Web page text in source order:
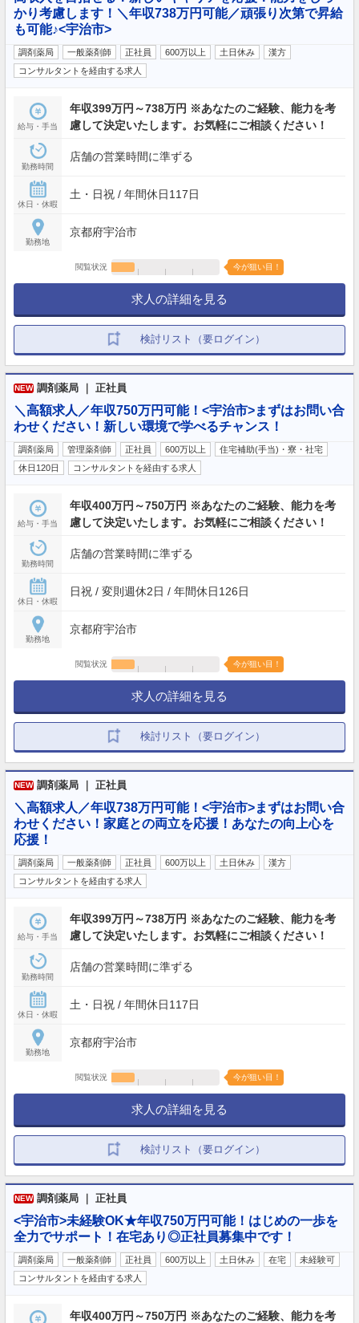
かり考慮します！＼年収738万円可能／頑張り次第で昇給
も可能♪<宇治市>
調剤薬局 一般薬剤師 正社員 600万以上 土日休み
漢方
コンサルタントを経由する求人
給与・手当
年収399万円～738万円 ※あなたのご経験、能力を考
慮して決定いたします。お気軽にご相談ください！
勤務時間
店舗の営業時間に準ずる
休日・休暇
土・日祝 / 年間休日117日
勤務地
京都府宇治市
閲覧状況 今が狙い目！
求人の詳細を見る
検討リスト（要ログイン）
NEW 調剤薬局 ｜ 正社員
＼高額求人／年収750万円可能！<宇治市>まずはお問い合
わせください！新しい環境で学べるチャンス！
調剤薬局 管理薬剤師 正社員 600万以上
住宅補助(手当)・寮・社宅
休日120日
コンサルタントを経由する求人
給与・手当
年収400万円～750万円 ※あなたのご経験、能力を考
慮して決定いたします。お気軽にご相談ください！
勤務時間
店舗の営業時間に準ずる
休日・休暇
日祝 / 変則週休2日 / 年間休日126日
勤務地
京都府宇治市
閲覧状況 今が狙い目！
求人の詳細を見る
検討リスト（要ログイン）
NEW 調剤薬局 ｜ 正社員
＼高額求人／年収738万円可能！<宇治市>まずはお問い合
わせください！家庭との両立を応援！あなたの向上心を
応援！
調剤薬局 一般薬剤師 正社員 600万以上 土日休み
漢方
コンサルタントを経由する求人
給与・手当
年収399万円～738万円 ※あなたのご経験、能力を考
慮して決定いたします。お気軽にご相談ください！
勤務時間
店舗の営業時間に準ずる
休日・休暇
土・日祝 / 年間休日117日
勤務地
京都府宇治市
閲覧状況 今が狙い目！
求人の詳細を見る
検討リスト（要ログイン）
NEW 調剤薬局 ｜ 正社員
<宇治市>未経験OK★年収750万円可能！はじめの一歩を
全力でサポート！在宅あり◎正社員募集中です！
調剤薬局 一般薬剤師 正社員 600万以上 土日休み 在宅
未経験可
コンサルタントを経由する求人
年収400万円～750万円 ※あなたのご経験、能力を考